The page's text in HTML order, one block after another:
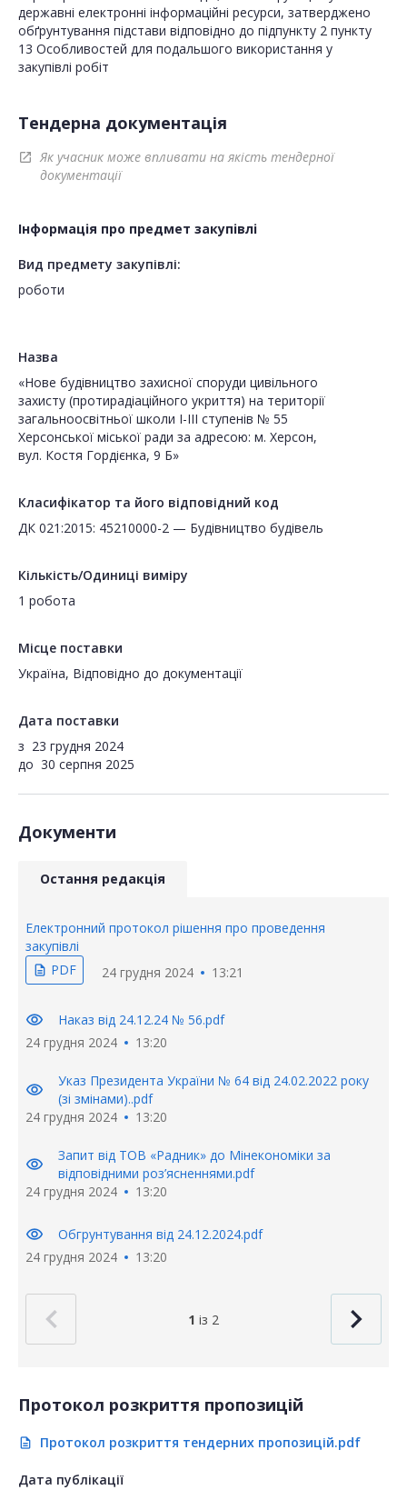
державні електронні інформаційні ресурси, затверджено
обґрунтування підстави відповідно до підпункту 2 пункту
13 Особливостей для подальшого використання у
закупівлі робіт
Тендерна документація
open_in_new
Як учасник може впливати на якість тендерної
документації
Інформація про предмет закупівлі
Вид предмету закупівлі:
роботи
Назва
«Нове будівництво захисної споруди цивільного
захисту (протирадіаційного укриття) на території
загальноосвітньої школи І-ІІІ ступенів № 55
Херсонської міської ради за адресою: м. Херсон,
вул. Костя Гордієнка, 9 Б»
Класифікатор та його відповідний код
ДК 021:2015: 45210000-2 — Будівництво будівель
Кількість/Одиниці виміру
1 робота
Місце поставки
Україна, Відповідно до документації
Дата поставки
з 23 грудня 2024
до 30 серпня 2025
Документи
Остання редакція
Електронний протокол рішення про проведення
закупівлі
description PDF 24 грудня 2024 13:21
visibility
Наказ від 24.12.24 № 56.pdf
24 грудня 2024
13:20
visibility
Указ Президента України № 64 від 24.02.2022 року
(зі змінами)..pdf
24 грудня 2024
13:20
visibility
Запит від ТОВ «Радник» до Мінекономіки за
відповідними роз’ясненнями.pdf
24 грудня 2024
13:20
visibility
Обгрунтування від 24.12.2024.pdf
24 грудня 2024
13:20
1 із 2
Протокол розкриття пропозицій
description Протокол розкриття тендерних пропозицій.pdf
Дата публікації